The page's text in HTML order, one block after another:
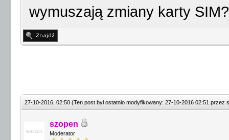
wymuszają zmiany karty
27-10-2016, 02:50 (Ten post był ostatnio modyfikowany: 27-10-2016 02:51 przez
szopen
Moderator